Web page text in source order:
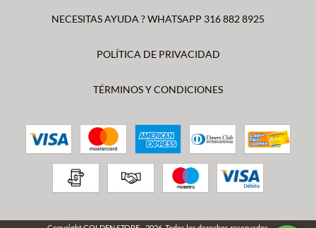
NECESITAS AYUDA ? WHATSAPP 316 882 8925
POLÍTICA DE PRIVACIDAD
TÉRMINOS Y CONDICIONES